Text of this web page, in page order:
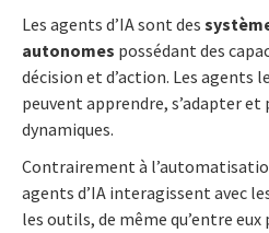
Les agents d’IA sont des
autonomes possédant des
décision et d’action. Les agents
peuvent apprendre, s’adapter
dynamiques.
Contrairement à
agents d’IA interagissent avec
les outils, de même qu’entre